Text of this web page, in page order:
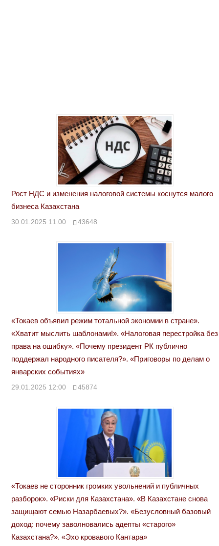
Рост НДС и изменения налоговой системы коснутся малого
бизнеса Казахстана
30.01.2025 11:00 43648
«Токаев объявил режим тотальной экономии в стране».
«Хватит мыслить шаблонами!». «Налоговая перестройка без
права на ошибку». «Почему президент РК публично
поддержал народного писателя?». «Приговоры по делам о
январских событиях»
29.01.2025 12:00 45874
«Токаев не сторонник громких увольнений и публичных
разборок». «Риски для Казахстана». «В Казахстане снова
защищают семью Назарбаевых?». «Безусловный базовый
доход: почему заволновались адепты «старого»
Казахстана?». «Эхо кровавого Кантара»